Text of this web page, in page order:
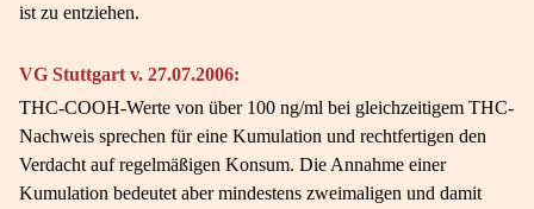
ist zu entziehen.
VG Stuttgart v. 27.07.2006:
THC-COOH-Werte von über 100 ng/ml bei gleichzeitigem THC-
Nachweis sprechen für eine Kumulation und rechtfertigen den
Verdacht auf regelmäßigen Konsum. Die Annahme einer
Kumulation bedeutet aber mindestens zweimaligen und damit